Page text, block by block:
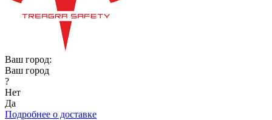
Ваш город:
Ваш город
?
Нет
Да
Подробнее о доставке